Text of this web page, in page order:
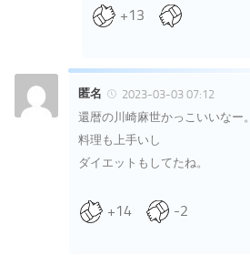
+13
匿名
2023-03-03 07:12
還暦の川崎麻世かっこいいなー。
料理も上手いし
ダイエットもしてたね。
+14 -2